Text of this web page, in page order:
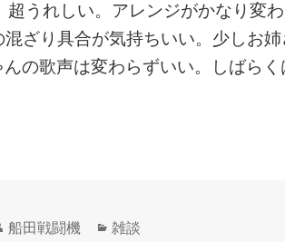
超うれしい。アレンジがかなり変
混ざり具合が気持ちいい。少しお
んの歌声は変わらずいい。しばら
作
船田戦闘機
カ
雑談